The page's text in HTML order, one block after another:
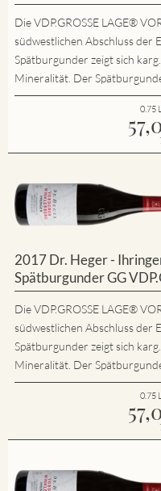
Die VDP.GROSSE LAGE®
südwestlichen Abschluss der
Spätburgunder zeigt sich
Mineralität. Der
0.75
2017 Dr. Heger -
Spätburgunder GG
Die VDP.GROSSE LAGE®
südwestlichen Abschluss der
Spätburgunder zeigt sich
Mineralität. Der
0.75